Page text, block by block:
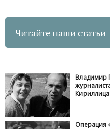
Читайте наши статьи
Владимир
Операция